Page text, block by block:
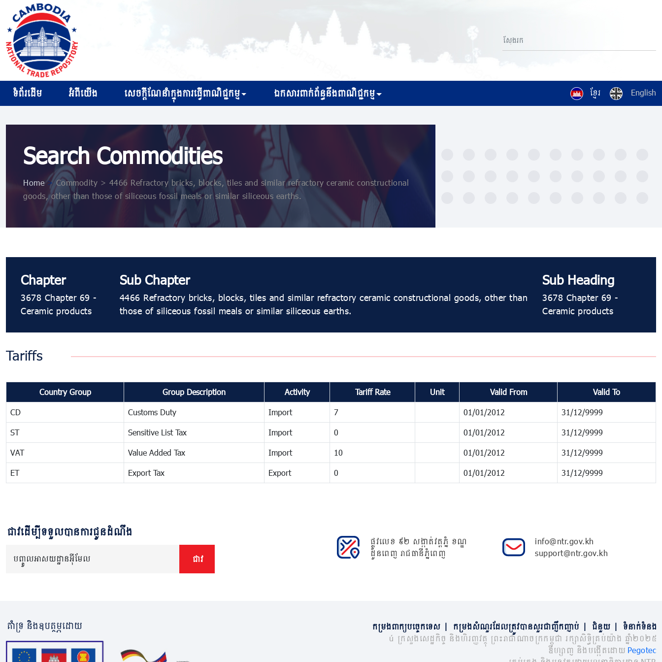
ខ្មែរ English
ទំព័រដើម អំពីយើង សេចក្ដីណែនាំក្នុងការធ្វើពាណិជ្ជកម្ម ឯកសារពាក់ព័ន្ធនឹងពាណិជ្ជកម្ម
Search Commodities
Home >Commodity > 4466 Refractory bricks, blocks, tiles and similar refractory ceramic constructional
goods, other than those of siliceous fossil meals or similar siliceous earths.
Chapter
3678 Chapter 69 -
Ceramic products
Sub Chapter
4466 Refractory bricks, blocks, tiles and similar refractory ceramic constructional goods, other than
those of siliceous fossil meals or similar siliceous earths.
Sub Heading
3678 Chapter 69 -
Ceramic products
Tariffs
Country Group Group Description Activity Tariff Rate Unit Valid From Valid To
CD Customs Duty Import 7 01/01/2012 31/12/9999
ST Sensitive List Tax Import 0 01/01/2012 31/12/9999
VAT Value Added Tax Import 10 01/01/2012 31/12/9999
ET Export Tax Export 0 01/01/2012 31/12/9999
ជាវដើម្បីទទួលបានការជូនដំណឹង
បញ្ចូលអាសយដ្ឋានអ៊ីមែល ជាវ
ផ្លូវលេខ ៩២ សង្កាត់វត្តភ្នំ ខណ្ឌ
ដូនពេញ រាជធានីភ្នំពេញ
info@ntr.gov.kh
support@ntr.gov.kh
គាំទ្រ និងឧបត្ថម្ភដោយ កម្រងពាក្យបច្ចេកទេស កម្រងសំណួរដែលត្រូវបានសួរជាញឹកញាប់ ជំនួយ
ទំនាក់ទំនង
© ក្រសួងសេដ្ឋកិច្ច និងហិរញ្ញវត្ថុ ព្រះរាជាណាចក្រកម្ពុជា រក្សាសិទ្ធិគ្រប់យ៉ាង ឆ្នាំ២០២៥
ឌីហ្សាញ និងបង្កើតដោយ Pegotec